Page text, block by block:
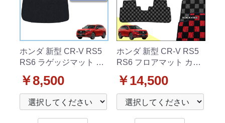
ホンダ 新型 CR-V RS5
RS6 ラゲッジマット ト
ズ 社外新品
￥8,500
ホンダ 新型 CR-V RS5
RS6 フロアマット カー
ーズ 社外新品
￥14,500